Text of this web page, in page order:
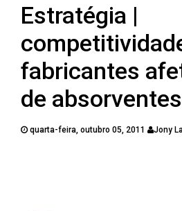
CONSULTORIA
ASSUNTOS
PUBLICAÇÕES
Estratégia |
fabricantes
de
quarta-feira, outubro 05, 2011 Jony